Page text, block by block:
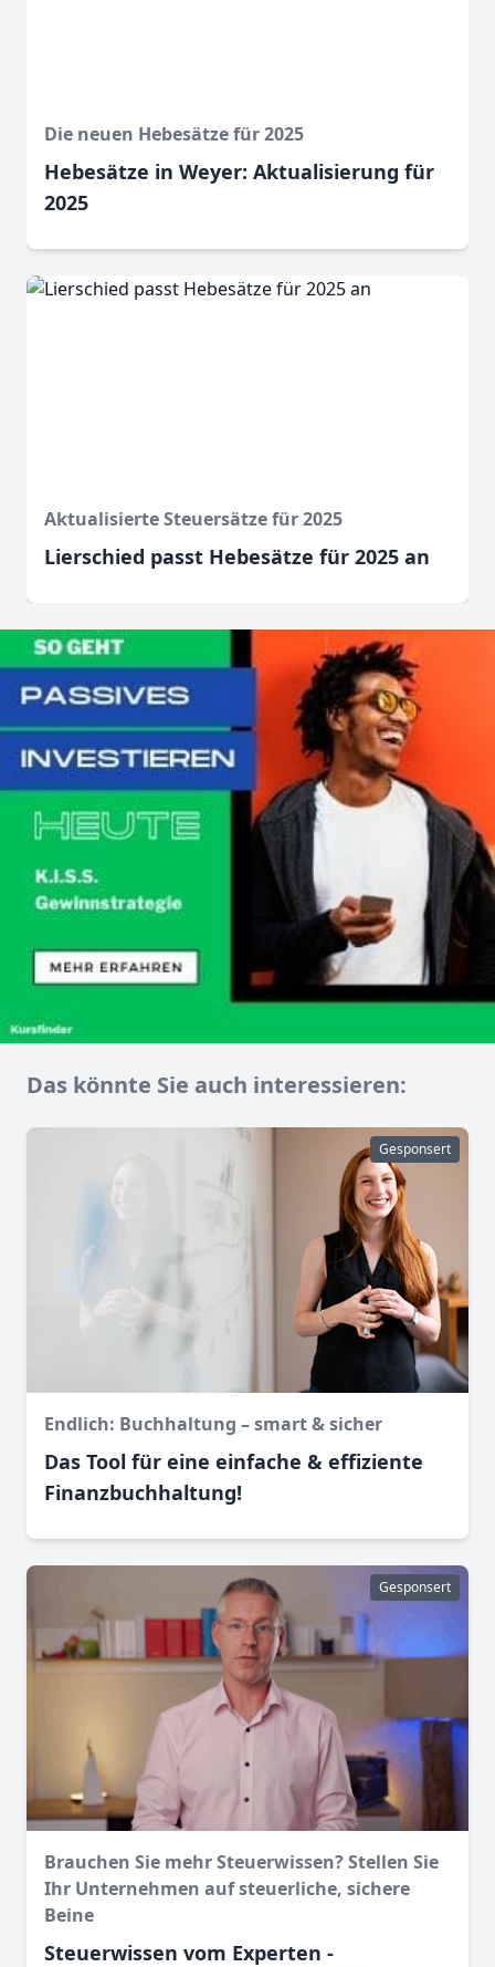
Die neuen Hebesätze für 2025
Hebesätze in Weyer: Aktualisierung für
2025
Aktualisierte Steuersätze für 2025
Lierschied passt Hebesätze für 2025 an
Das könnte Sie auch interessieren:
Gesponsert
Endlich: Buchhaltung – smart & sicher
Das Tool für eine einfache & effiziente
Finanz­buchhaltung!
Gesponsert
Brauchen Sie mehr Steuerwissen? Stellen Sie
Ihr Unternehmen auf steuerliche, sichere
Beine
Steuerwissen vom Experten -